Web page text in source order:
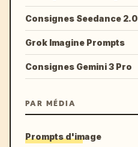
Consignes Seedance 2.0
Grok Imagine Prompts
Consignes Gemini 3 Pro
PAR MÉDIA
Prompts d'image